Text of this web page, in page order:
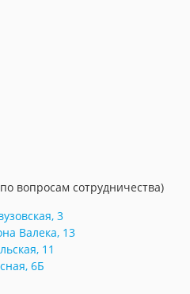
вопросам сотрудничества)
3
Валека, 13
11
6Б